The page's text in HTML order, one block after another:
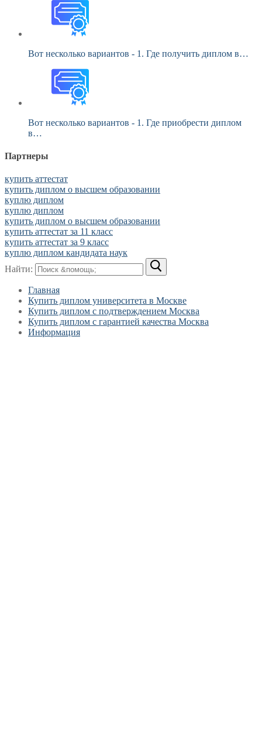
Вот несколько вариантов - 1. Где получить диплом в…
Вот несколько вариантов - 1. Где приобрести диплом
в…
Партнеры
купить аттестат
купить диплом о высшем образовании
куплю диплом
куплю диплом
купить диплом о высшем образовании
купить аттестат за 11 класс
купить аттестат за 9 класс
куплю диплом кандидата наук
Найти:
Главная
Купить диплом университета в Москве
Купить диплом с подтверждением Москва
Купить диплом с гарантией качества Москва
Информация